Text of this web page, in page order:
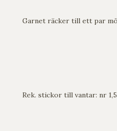
Garnet räcker till ett par
Rek. stickor till vantar: nr